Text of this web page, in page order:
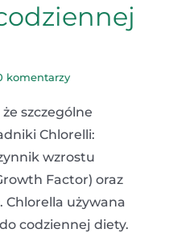
komentarzy
szczególne
Chlorelli:
wzrostu
Factor) oraz
Chlorella używana
codziennej diety.